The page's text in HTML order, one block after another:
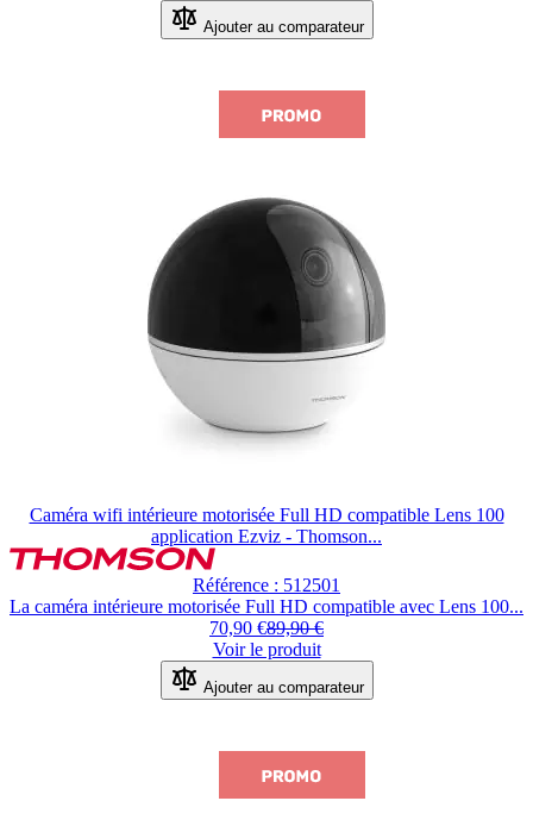
Ajouter au comparateur
Caméra wifi intérieure motorisée Full HD compatible Lens 100
application Ezviz - Thomson...
Référence : 512501
La caméra intérieure motorisée Full HD compatible avec Lens 100...
70,90 €89,90 €
Voir le produit
Ajouter au comparateur